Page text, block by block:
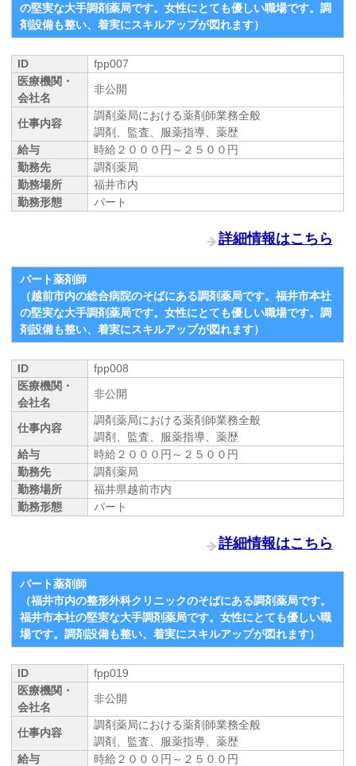
の堅実な大手調剤薬局です。女性にとても優しい職場です。調
剤設備も整い、着実にスキルアップが図れます）
ID
fpp007
医療機関・
会社名
非公開
仕事内容
調剤薬局における薬剤師業務全般
調剤、監査、服薬指導、薬歴
給与
時給２０００円～２５００円
勤務先
調剤薬局
勤務場所
福井市内
勤務形態
パート
詳細情報はこちら
パート薬剤師
（越前市内の総合病院のそばにある調剤薬局です。福井市本社
の堅実な大手調剤薬局です。女性にとても優しい職場です。調
剤設備も整い、着実にスキルアップが図れます）
ID
fpp008
医療機関・
会社名
非公開
仕事内容
調剤薬局における薬剤師業務全般
調剤、監査、服薬指導、薬歴
給与
時給２０００円～２５００円
勤務先
調剤薬局
勤務場所
福井県越前市内
勤務形態
パート
詳細情報はこちら
パート薬剤師
（福井市内の整形外科クリニックのそばにある調剤薬局です。
福井市本社の堅実な大手調剤薬局です。女性にとても優しい職
場です。調剤設備も整い、着実にスキルアップが図れます）
ID
fpp019
医療機関・
会社名
非公開
仕事内容
調剤薬局における薬剤師業務全般
調剤、監査、服薬指導、薬歴
給与
時給２０００円～２５００円